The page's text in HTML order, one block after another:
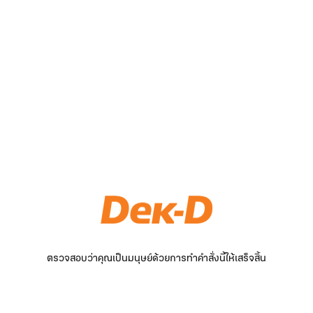
ตรวจสอบว่าคุณเป็นมนุษย์ด้วยการทำคำสั่งนี้ให้เสร็จสิ้น